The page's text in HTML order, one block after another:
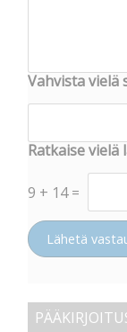
Vahvista
Ratkaise vielä
9 + 14 =
Lähetä